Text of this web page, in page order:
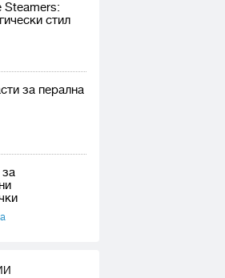
Steamers:
стил
за перална